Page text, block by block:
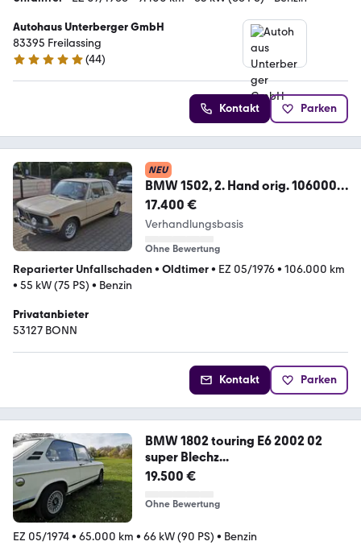
Autohaus Unterberger GmbH
83395 Freilassing
4.8 Sterne
(44)
Kontakt Parken
NEU
BMW 1502, 2. Hand orig. 106000
Km
17.400 €
Verhandlungsbasis
Ohne Bewertung
Reparierter Unfallschaden• Oldtimer• EZ 05/1976• 106.000 km
• 55 kW (75 PS) • Benzin
Privatanbieter
53127 BONN
Kontakt Parken
BMW 1802 touring E6 2002 02
super Blechz...
19.500 €
Ohne Bewertung
EZ 05/1974• 65.000 km • 66 kW (90 PS) • Benzin